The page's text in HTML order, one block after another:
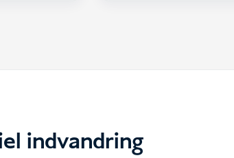
indvandring